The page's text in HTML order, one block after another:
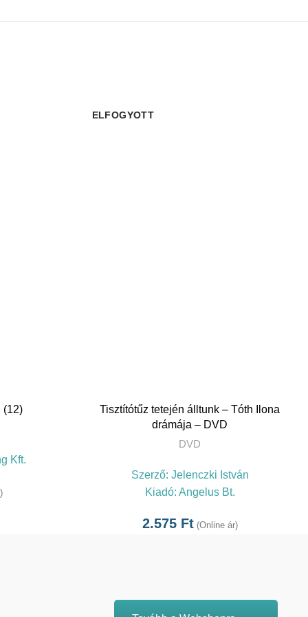
(12)
Kft.
ELFOGYOTT
TOVÁBB
Tisztítótűz tetején álltunk – Tóth Ilona
drámája – DVD
DVD
Szerző: Jelenczki István
Kiadó: Angelus Bt.
2.575 Ft (Online ár)